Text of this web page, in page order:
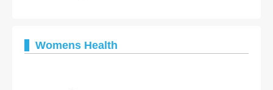
Womens Health